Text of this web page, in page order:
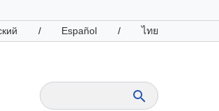
/ Español / ไทย